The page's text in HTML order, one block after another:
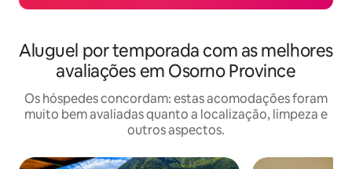
Aluguel por temporada com as melhores
avaliações em Osorno Province
Os hóspedes concordam: estas acomodações foram
muito bem avaliadas quanto a localização, limpeza e
outros aspectos.